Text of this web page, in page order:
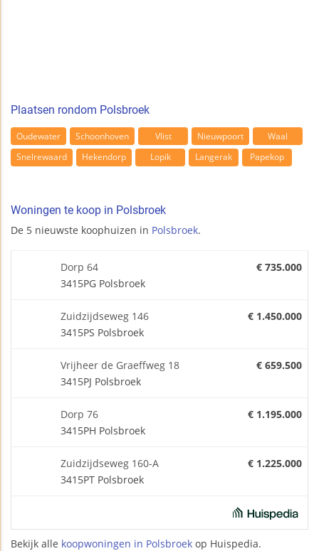
Plaatsen rondom Polsbroek
Oudewater Schoonhoven Vlist Nieuwpoort
Waal
Snelrewaard
Hekendorp Lopik Langerak Papekop
Woningen te koop in Polsbroek
De 5 nieuwste koophuizen in Polsbroek.
Dorp 64
3415PG Polsbroek
€ 735.000
Zuidzijdseweg 146
3415PS Polsbroek
€ 1.450.000
Vrijheer de Graeffweg 18
3415PJ Polsbroek
€ 659.500
Dorp 76
3415PH Polsbroek
€ 1.195.000
Zuidzijdseweg 160-A
3415PT Polsbroek
€ 1.225.000
Bekijk alle koopwoningen in Polsbroek op Huispedia.